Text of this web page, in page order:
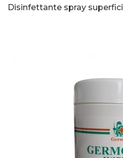
Disinfettante spray superfici